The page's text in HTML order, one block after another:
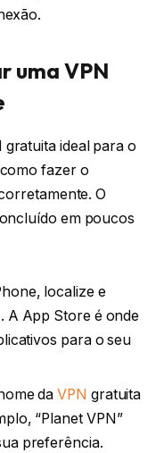
uma VPN
ideal para o
fazer o
O
em poucos
localize e
A App Store é onde
para o seu
daVPN gratuita
“Planet VPN”
preferência.